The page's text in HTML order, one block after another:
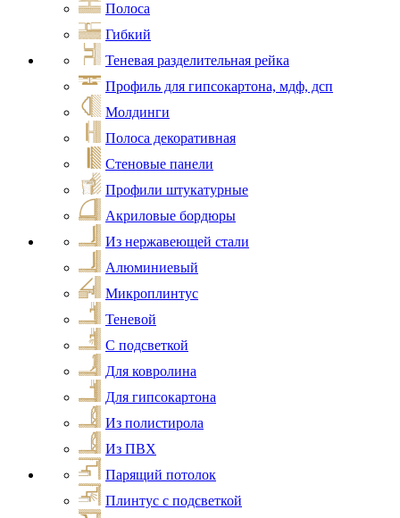
Полоса
Гибкий
Теневая разделительная рейка
Профиль для гипсокартона, мдф, дсп
Молдинги
Полоса декоративная
Стеновые панели
Профили штукатурные
Акриловые бордюры
Из нержавеющей стали
Алюминиевый
Микроплинтус
Теневой
С подсветкой
Для ковролина
Для гипсокартона
Из полистирола
Из ПВХ
Парящий потолок
Плинтус с подсветкой